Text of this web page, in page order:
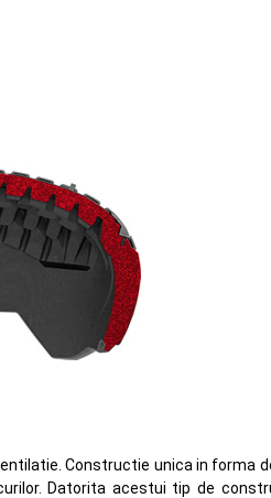
Constructie unica in forma
Datorita acestui tip de